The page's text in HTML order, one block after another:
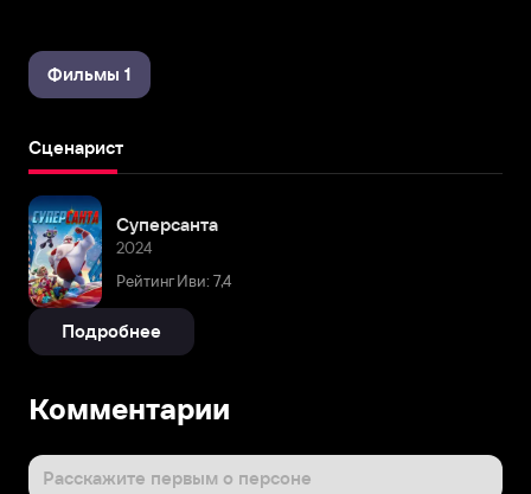
Фильмы 1
Сценарист
Суперсанта
2024
Рейтинг Иви: 7,4
Подробнее
Комментарии
Расскажите первым о персоне